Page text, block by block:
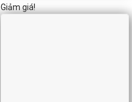
Giảm giá!